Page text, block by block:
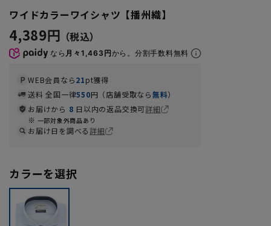
ワイドカラーワイシャツ【播州織】
4,389円
なら 月々1,463円から。分割手数料無料
WEB会員なら21pt獲得
送料 全国一律550円（店舗受取なら無料）
お届けから 8 日以内の返品交換可詳細
一部対象外商品あり
お届け日を調べる詳細
カラーを選択